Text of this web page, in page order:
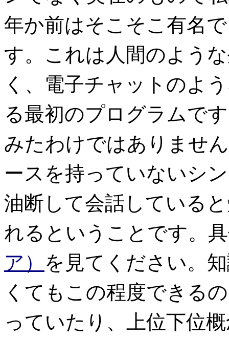
年か前はそこそこ有名
す。これは人間のよう
く、電子チャットのよ
る最初のプログラムで
みたわけではありませ
ースを持っていないシ
油断して会話している
れるということです。
ア） を見てください。
くてもこの程度できる
っていたり、上位下位